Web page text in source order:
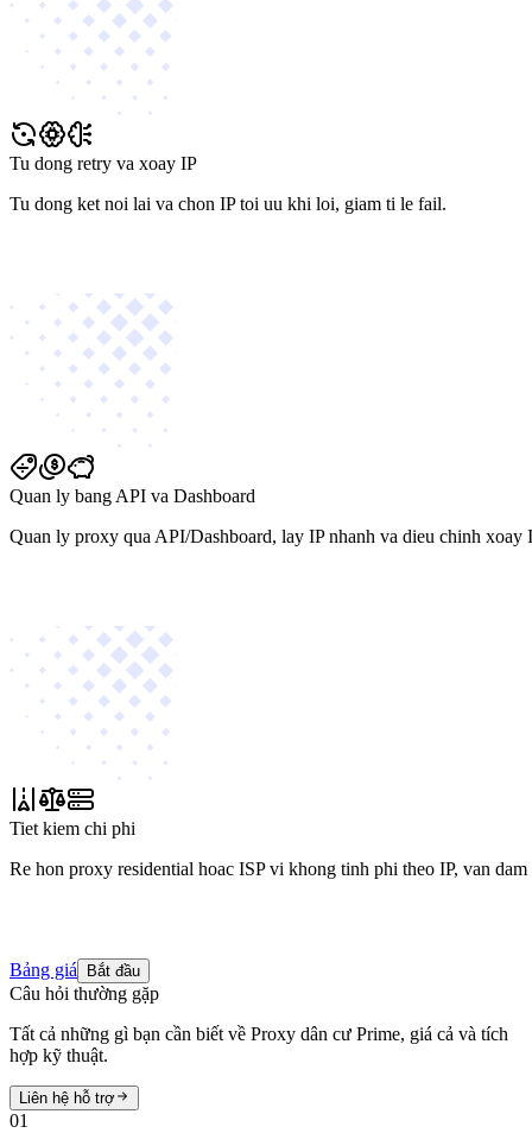
Tu dong retry va xoay IP
Tu dong ket noi lai va chon IP toi uu khi loi, giam ti le fail.
Quan ly bang API va Dashboard
Quan ly proxy qua API/Dashboard, lay IP nhanh va dieu chinh xoay
Tiet kiem chi phi
Re hon proxy residential hoac ISP vi khong tinh phi theo IP, van dam
Bảng giá Bắt đầu
Câu hỏi thường gặp
Tất cả những gì bạn cần biết về Proxy dân cư Prime, giá cả và tích
hợp kỹ thuật.
Liên hệ hỗ trợ
01